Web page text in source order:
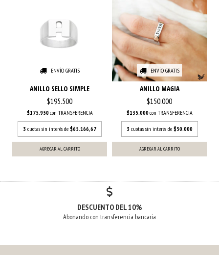
ENVÍO GRATIS
ANILLO SELLO SIMPLE
$195.500
$175.950con TRANSFERENCIA
3 cuotas sin interés de $65.166,67
ENVÍO GRATIS
ANILLO MAGIA
$150.000
$135.000con TRANSFERENCIA
3 cuotas sin interés de $50.000
AGREGAR AL CARRITO
DESCUENTO DEL 10%
Abonando con transferencia bancaria